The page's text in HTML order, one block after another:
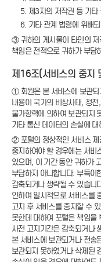
5. 제3자의 저작권 등 기타
6. 기타 관계 법령에 위배
③ 귀하의 게시물이 타인의 저
책임은 전적으로 귀하가 부담
제16조(서비스의 중지
① 회원은 본 서비스에 보관되
내용이 국가의 비상사태, 정
불가항력에 의하여 보관되지
기타 통신 데이터의 손실에
② 포털의 정상적인 서비스 제
중지하여야 할 경우에는 서비
있으며, 이 기간 동안 귀하가
부담하지 아니합니다. 부득이
감축되거나 생략될 수 있습니
인하여 일시적으로 서비스를
고지 후 서비스를 중지할 수
못한데 대하여 포털은 책임을
사전 고지기간은 감축되거나
본 서비스에 보관되거나 전송
보관되지 못하였거나 삭제된